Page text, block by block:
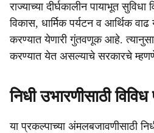
राज्याच्या दीर्घकालीन पायाभूत
विकास, धार्मिक पर्यटन व आर्थिक वाढ
करण्यात येणारी गुंतवणूक आहे.
करण्यात येत असल्याचे सरकारचे
निधी उभारणीसाठी विविध
या प्रकल्पाच्या अंमलबजावणीसाठी